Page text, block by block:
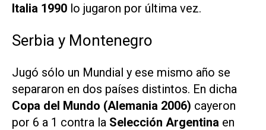
Italia 1990 lo jugaron por última vez.
Serbia y Montenegro
Jugó sólo un Mundial y ese mismo año se
separaron en dos países distintos. En dicha
Copa del Mundo (Alemania 2006) cayeron
por 6 a 1 contra la Selección Argentina en